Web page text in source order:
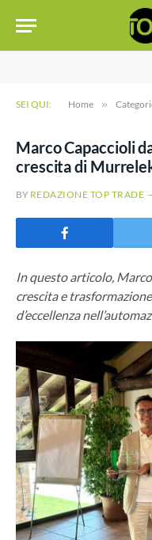
SEI QUI: Home »
Marco Capaccioli
crescita di
BY REDAZIONE TOP TRADE
In questo articolo,
crescita e
d’eccellenza